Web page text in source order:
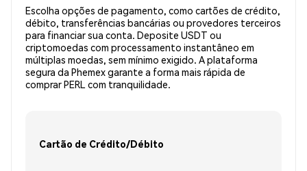
Escolha opções de pagamento, como cartões de crédito,
débito, transferências bancárias ou provedores terceiros
para financiar sua conta. Deposite USDT ou
criptomoedas com processamento instantâneo em
múltiplas moedas, sem mínimo exigido. A plataforma
segura da Phemex garante a forma mais rápida de
comprar PERL com tranquilidade.
Cartão de Crédito/Débito